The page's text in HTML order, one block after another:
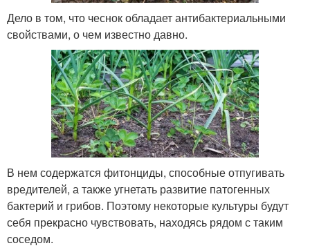
Дело в том, что чеснок обладает антибактериальными
свойствами, о чем известно давно.
В нем содержатся фитонциды, способные отпугивать
вредителей, а также угнетать развитие патогенных
бактерий и грибов. Поэтому некоторые культуры будут
себя прекрасно чувствовать, находясь рядом с таким
соседом.